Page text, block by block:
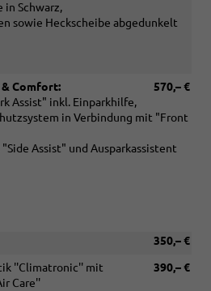
in Schwarz,
sowie Heckscheibe abgedunkelt
570,– €
Comfort:
Assist" inkl. Einparkhilfe,
in Verbindung mit "Front
Assist" und Ausparkassistent
350,– €
390,– €
''Climatronic'' mit
Care''